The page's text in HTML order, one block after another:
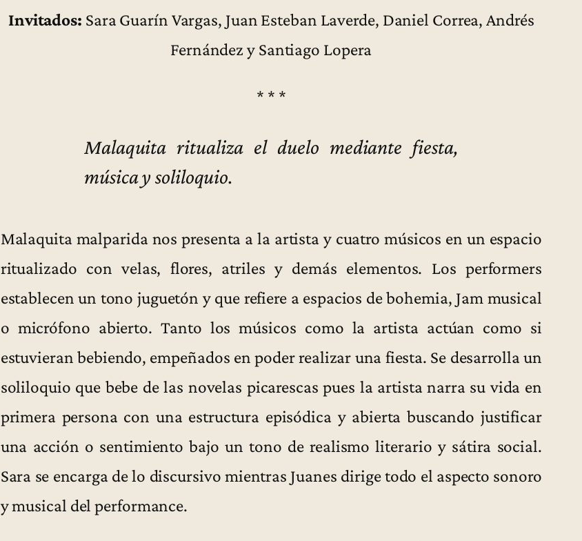
Invitados: Sara Guarín Vargas, Juan Esteban Laverde, Daniel Correa, Andrés
Fernández y Santiago Lopera
* * *
Malaquita ritualiza el duelo mediante fiesta,
música y soliloquio.
Malaquita malparida nos presenta a la artista y cuatro músicos en un espacio
ritualizado con velas, flores, atriles y demás elementos. Los performers
establecen un tono juguetón y que refiere a espacios de bohemia, Jam musical
o micrófono abierto. Tanto los músicos como la artista actúan como si
estuvieran bebiendo, empeñados en poder realizar una fiesta. Se desarrolla un
soliloquio que bebe de las novelas picarescas pues la artista narra su vida en
primera persona con una estructura episódica y abierta buscando justificar
una acción o sentimiento bajo un tono de realismo literario y sátira social.
Sara se encarga de lo discursivo mientras Juanes dirige todo el aspecto sonoro
y musical del performance.